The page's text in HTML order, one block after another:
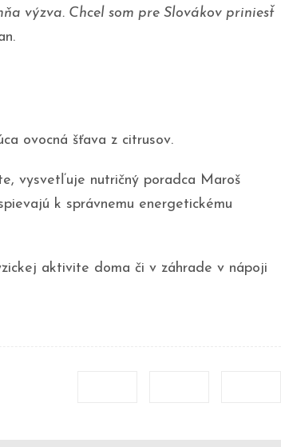
výzva. Chcel som pre Slovákov priniesť
ovocná šťava z citrusov.
vysvetľuje nutričný poradca Maroš
k správnemu energetickému
aktivite doma či v záhrade v nápoji